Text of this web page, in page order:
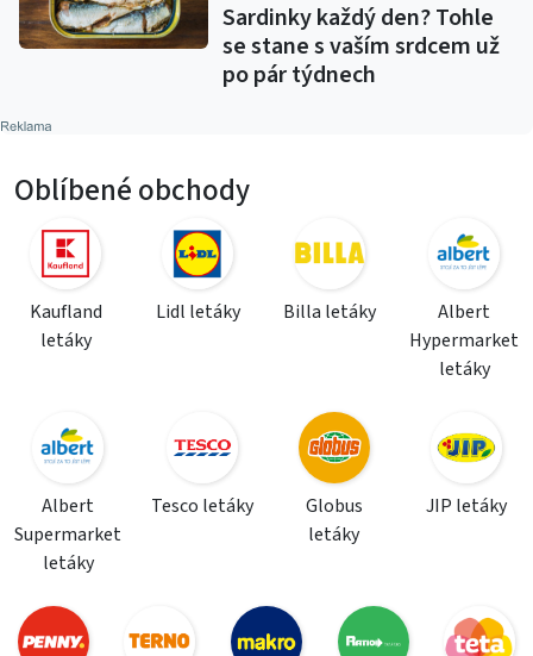
Sardinky každý den? Tohle
se stane s vaším srdcem už
po pár týdnech
Oblíbené obchody
Kaufland
letáky
Lidl letáky Billa letáky
Albert
Hypermarket
letáky
Albert
Supermarket
letáky
Tesco letáky
Globus
letáky
JIP letáky